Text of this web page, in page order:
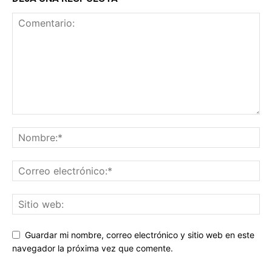
Guardar mi nombre, correo electrónico y sitio web en este
navegador la próxima vez que comente.